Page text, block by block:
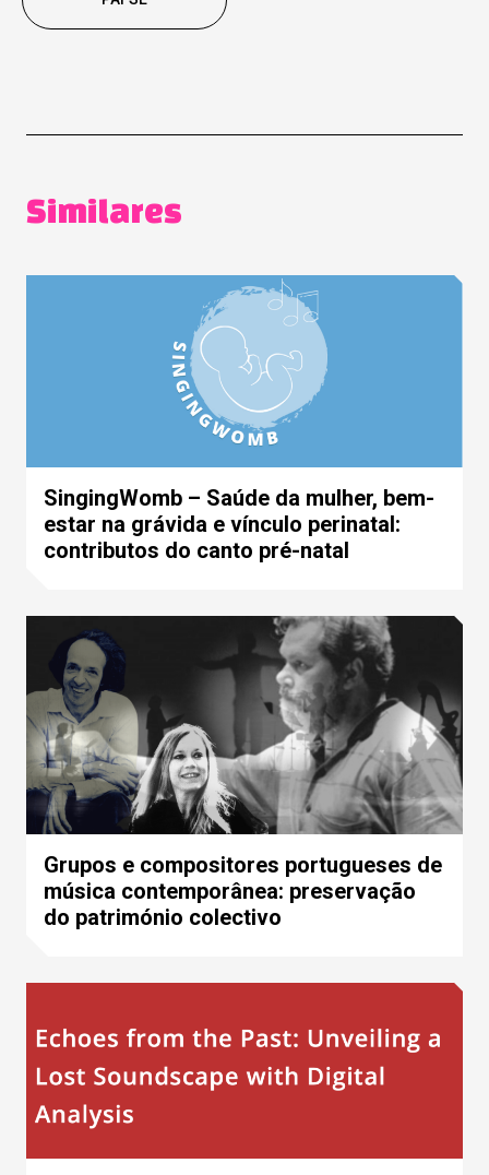
Similares
SingingWomb – Saúde da mulher, bem-
estar na grávida e vínculo perinatal:
contributos do canto pré-natal
Grupos e compositores portugueses de
música contemporânea: preservação
do património colectivo